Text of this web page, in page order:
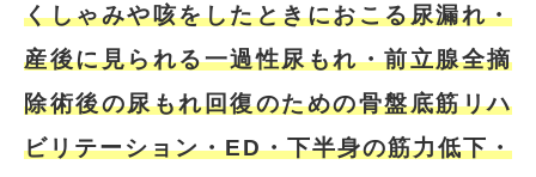
くしゃみや咳をしたときにおこる尿漏れ・
産後に見られる一過性尿もれ・前立腺全摘
除術後の尿もれ回復のための骨盤底筋リハ
ビリテーション・ED・下半身の筋力低下・